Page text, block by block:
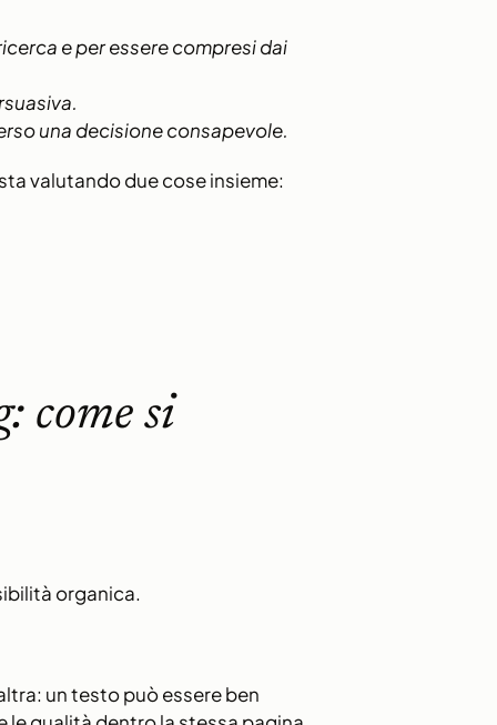
e per essere compresi dai
una decisione consapevole.
valutando due cose insieme:
come si
organica.
un testo può essere ben